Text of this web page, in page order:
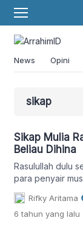
News Opini
sikap
Sikap Mulia
Beliau Dihina
Rasulullah dulu
para penyair
membalasnya
Hasan bin Tsabit
seorang penyair
Rifky Aritama
6 tahun yang lalu